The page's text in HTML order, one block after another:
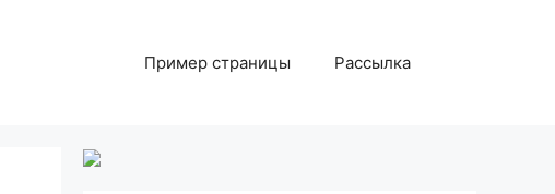
Пример страницы Рассылка